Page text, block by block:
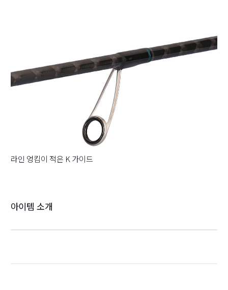
라인 엉킴이 적은 K 가이드
아이템 소개